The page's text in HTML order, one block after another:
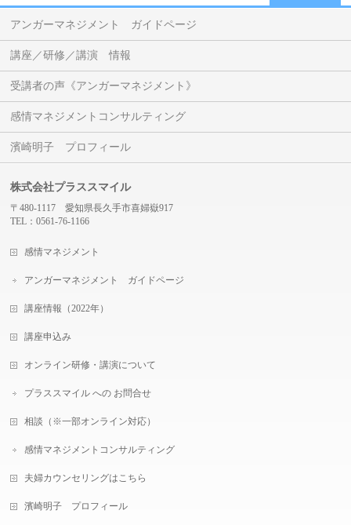
アンガーマネジメント ガイドページ
講座／研修／講演 情報
受講者の声《アンガーマネジメント》
感情マネジメントコンサルティング
濱崎明子 プロフィール
株式会社プラススマイル
〒480-1117 愛知県長久手市喜婦嶽917
TEL：0561-76-1166
感情マネジメント
アンガーマネジメント ガイドページ
講座情報（2022年）
講座申込み
オンライン研修・講演について
プラススマイル への お問合せ
相談（※一部オンライン対応）
感情マネジメントコンサルティング
夫婦カウンセリングはこちら
濱崎明子 プロフィール